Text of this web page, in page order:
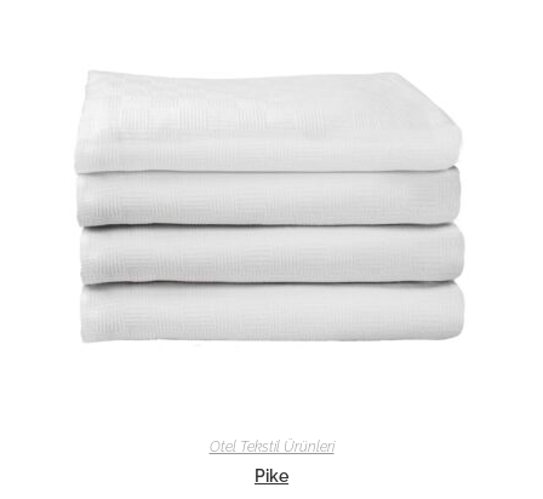
Otel Tekstil Ürünleri
Pike